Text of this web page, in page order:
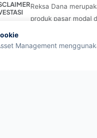
Reksa Dana
produk pasar modal
maupun lembaga
Management